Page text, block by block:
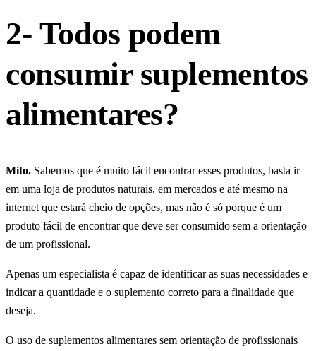
2- Todos podem
consumir suplementos
alimentares?
Mito. Sabemos que é muito fácil encontrar esses produtos, basta ir
em uma loja de produtos naturais, em mercados e até mesmo na
internet que estará cheio de opções, mas não é só porque é um
produto fácil de encontrar que deve ser consumido sem a orientação
de um profissional.
Apenas um especialista é capaz de identificar as suas necessidades e
indicar a quantidade e o suplemento correto para a finalidade que
deseja.
O uso de suplementos alimentares sem orientação de profissionais